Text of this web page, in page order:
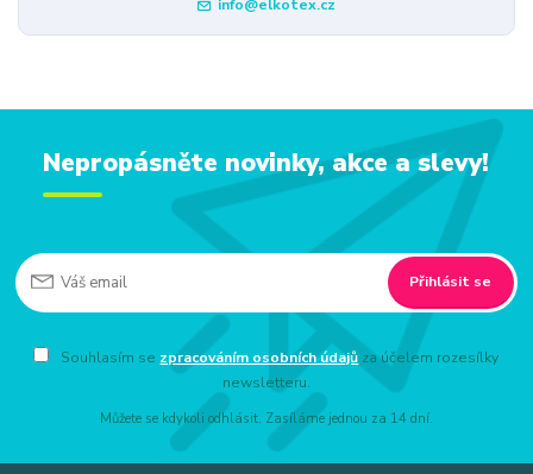
info@elkotex.cz
Nepropásněte novinky, akce a slevy!
Přihlásit se
Souhlasím se zpracováním osobních údajů za účelem rozesílky
newsletteru.
Můžete se kdykoli odhlásit. Zasíláme jednou za 14 dní.